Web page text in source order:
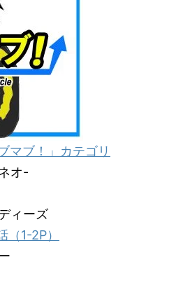
マブ！」カテゴリ
オ-
ィーズ
（1-2P）